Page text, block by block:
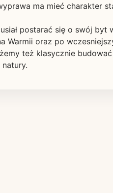
ma mieć charakter
postarać się o swój
oraz po
też klasycznie